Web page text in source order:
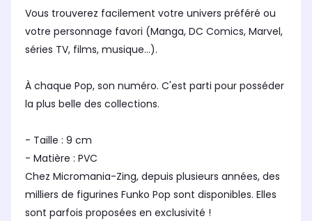
Vous trouverez facilement votre univers préféré ou
votre personnage favori (Manga, DC Comics, Marvel,
séries TV, films, musique...).
À chaque Pop, son numéro. C'est parti pour posséder
la plus belle des collections.
- Taille : 9 cm
- Matière : PVC
Chez Micromania-Zing, depuis plusieurs années, des
milliers de figurines Funko Pop sont disponibles. Elles
sont parfois proposées en exclusivité !